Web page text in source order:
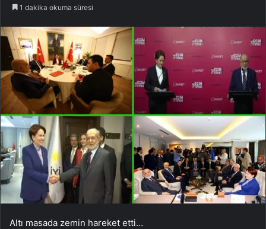
1 dakika okuma süresi
Altı masada zemin hareket etti…